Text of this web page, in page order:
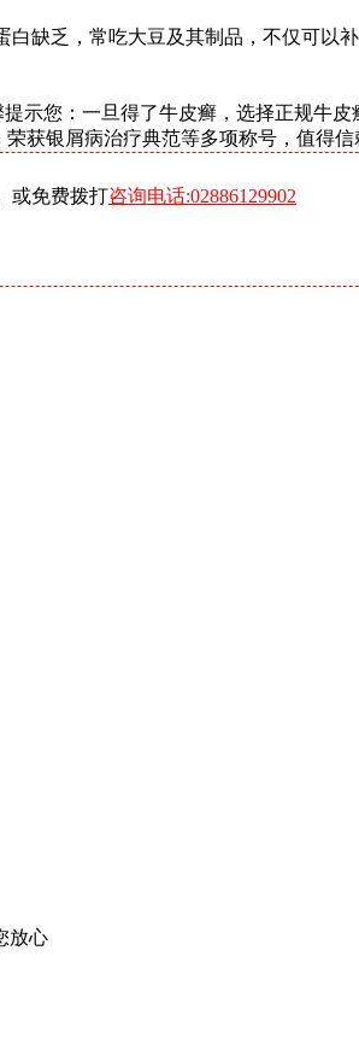
缺乏，常吃大豆及其制品，不仅可以
示您：一旦得了牛皮癣，选择正规牛
获银屑病治疗典范等多项称号，值得
或免费拨打咨询电话:02886129902
放心